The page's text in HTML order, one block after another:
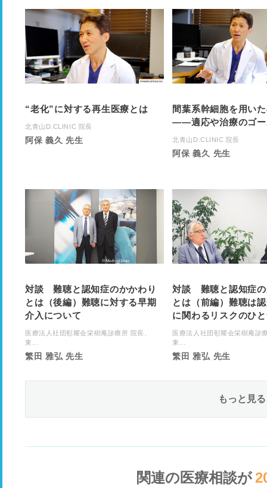
“老化”に対する再生医療とは
北青山D.CLINIC 院長
阿保 義久 先生
間葉系幹細胞を用い
――適応や治療のゴー
北青山D.CLINIC 院長
阿保 義久 先生
対談 難聴と認知症のかかわり
とは（後編）難聴に対する早期
介入について
医療法人社団彰耀会栄樹庵診療所 院長、
東...
繁田 雅弘 先生
対談 難聴と認知症の
とは（前編）難聴は
に関わるリスクのひ
医療法人社団彰耀会栄樹庵診
東...
繁田 雅弘 先生
もっと見る
関連の医療相談が